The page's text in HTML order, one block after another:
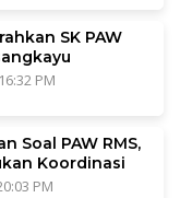
SK PAW
PM
Soal PAW RMS,
Koordinasi
PM